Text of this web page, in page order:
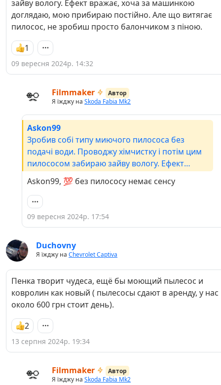
зайву вологу. Ефект вражає, хоча за машинкою
доглядаю, мою прибираю постійно. Але що витягає
пилосос, не зробиш просто балончиком з піною.
1
09 вересня 2024р. 14:32
Filmmaker
Автор
Я їжджу на Skoda Fabia Mk2
Askon99
Зробив собі типу миючого пилососа без
подачі води. Проводжу хімчистку і потім цим
пилососом забираю зайву вологу. Ефект
вражає, хоча за машинкою доглядаю, мою
прибираю постійно. Але що витягає пилосос,
не зробиш просто балончиком з піною.
Askon99, 💯 без пилососу немає сенсу
09 вересня 2024р. 17:54
Duchovny
Я їжджу на Chevrolet Captiva
Пенка творит чудеса, ещё бы моющий пылесос и
ковролин как новый ( пылесосы сдают в аренду, у нас
около 600 грн стоит день).
2
13 серпня 2024р. 19:34
Filmmaker
Автор
Я їжджу на Skoda Fabia Mk2